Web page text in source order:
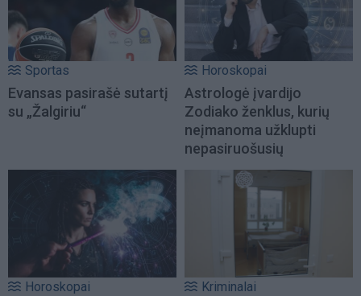
Sportas
Evansas pasirašė sutartį
su „Žalgiriu“
Horoskopai
Astrologė įvardijo
Zodiako ženklus, kurių
neįmanoma užklupti
nepasiruošusių
Horoskopai Kriminalai